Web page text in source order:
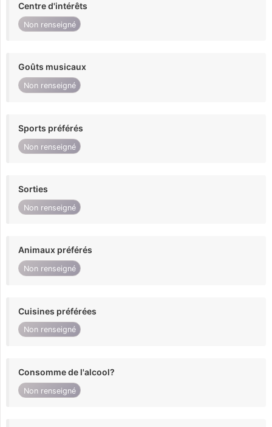
Centre d'intérêts
Non renseigné
Goûts musicaux
Non renseigné
Sports préférés
Non renseigné
Sorties
Non renseigné
Animaux préférés
Non renseigné
Cuisines préférées
Non renseigné
Consomme de l'alcool?
Non renseigné